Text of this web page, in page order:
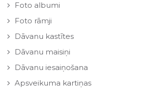
Foto albumi
Foto rāmji
Dāvanu kastītes
Dāvanu maisiņi
Dāvanu iesaiņošana
Apsveikuma kartiņas